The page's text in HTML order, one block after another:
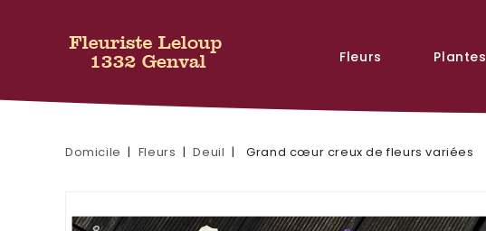
Fleurs Plantes
Domicile Fleurs Deuil Grand cœur creux de fleurs variées